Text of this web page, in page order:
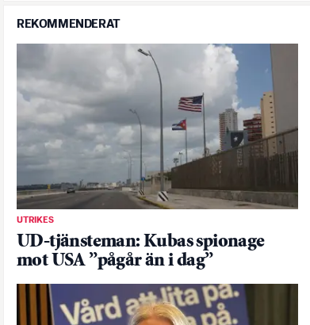
REKOMMENDERAT
UTRIKES
UD-tjänsteman: Kubas spionage
mot USA ”pågår än i dag”